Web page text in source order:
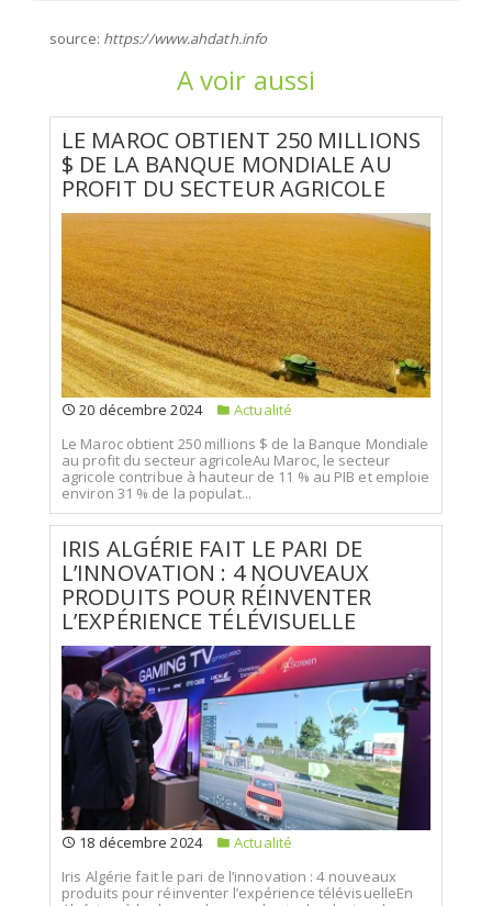
source: https://www.ahdath.info
A voir aussi
LE MAROC OBTIENT 250 MILLIONS
$ DE LA BANQUE MONDIALE AU
PROFIT DU SECTEUR AGRICOLE
20 décembre 2024
Actualité
Le Maroc obtient 250 millions $ de la Banque Mondiale
au profit du secteur agricoleAu Maroc, le secteur
agricole contribue à hauteur de 11 % au PIB et emploie
environ 31 % de la populat...
IRIS ALGÉRIE FAIT LE PARI DE
L’INNOVATION : 4 NOUVEAUX
PRODUITS POUR RÉINVENTER
L’EXPÉRIENCE TÉLÉVISUELLE
18 décembre 2024
Actualité
Iris Algérie fait le pari de l’innovation : 4 nouveaux
produits pour réinventer l’expérience télévisuelleEn